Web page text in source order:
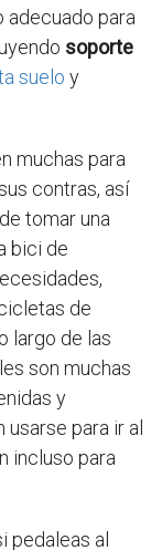
adecuado para
soporte
suelo y
muchas para
contras, así
tomar una
bici de
de
largo de las
son muchas
y
para ir al
incluso para
pedaleas al